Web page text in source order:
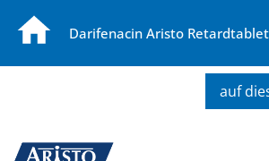
Darifenacin Aristo
auf